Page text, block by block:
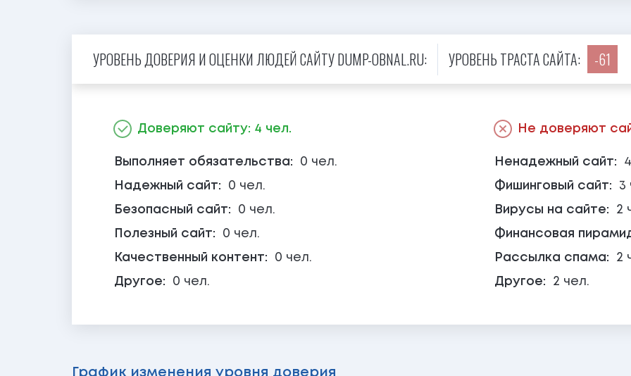
УРОВЕНЬ ДОВЕРИЯ И ОЦЕНКИ ЛЮДЕЙ САЙТУ DUMP-OBNAL.RU: УРОВЕНЬ ТРАСТА САЙТА: -61
Доверяют сайту: 4 чел.
Выполняет обязательства: 0 чел.
Надежный сайт: 0 чел.
Безопасный сайт: 0 чел.
Полезный сайт: 0 чел.
Качественный контент: 0 чел.
Другое: 0 чел.
Не доверяют
Ненадежный сайт:
Фишинговый сайт: 3
Вирусы на сайте: 2
Финансовая
Рассылка спама: 2
Другое: 2 чел.
График изменения уровня доверия